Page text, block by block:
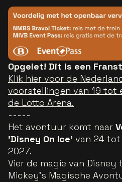
Opgelet! Dit is een
Klik hier voor de
voorstellingen van 19 tot
de Lotto Arena.
-----
Het avontuur komt naar
'Disney On Ice' van 24
2027.
Vier de magie van Disney
Mickey’s Magische